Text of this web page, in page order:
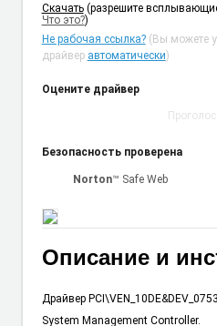
Cкачать (разрешите
Что это?)
Не рабочая ссылка?(Вы можете
драйвер автоматически)
Оцените драйвер
Безопасность проверена
Norton™ Safe Web
Описание и
Драйвер
System Management Controller.